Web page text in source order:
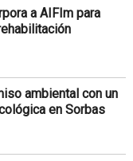
a AIFIm para
ambiental con un
en Sorbas